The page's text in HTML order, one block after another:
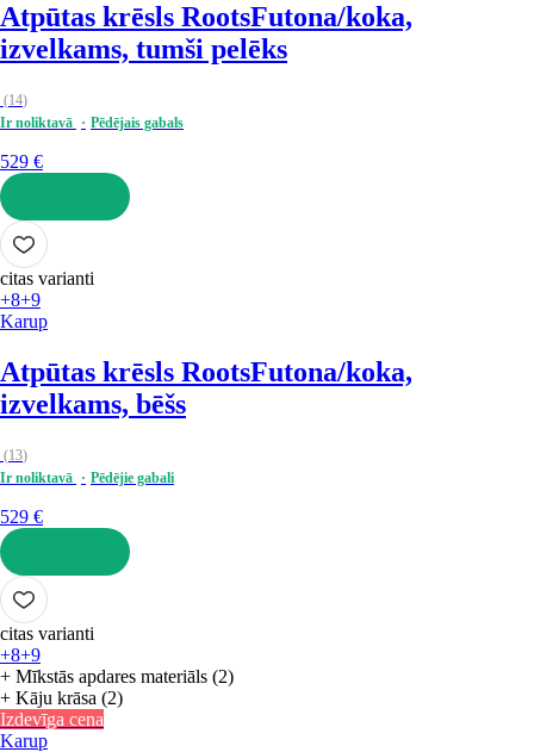
Atpūtas krēsls RootsFutona/koka,
izvelkams, tumši pelēks
(14)
Ir noliktavā
Pēdējais gabals
529 €
LIKT GROZĀ
citas varianti
+8+9
Karup
Atpūtas krēsls RootsFutona/koka,
izvelkams, bēšs
(13)
Ir noliktavā
Pēdējie gabali
529 €
LIKT GROZĀ
citas varianti
+8+9
+ Mīkstās apdares materiāls (2)
+ Kāju krāsa (2)
Izdevīga cena
Karup